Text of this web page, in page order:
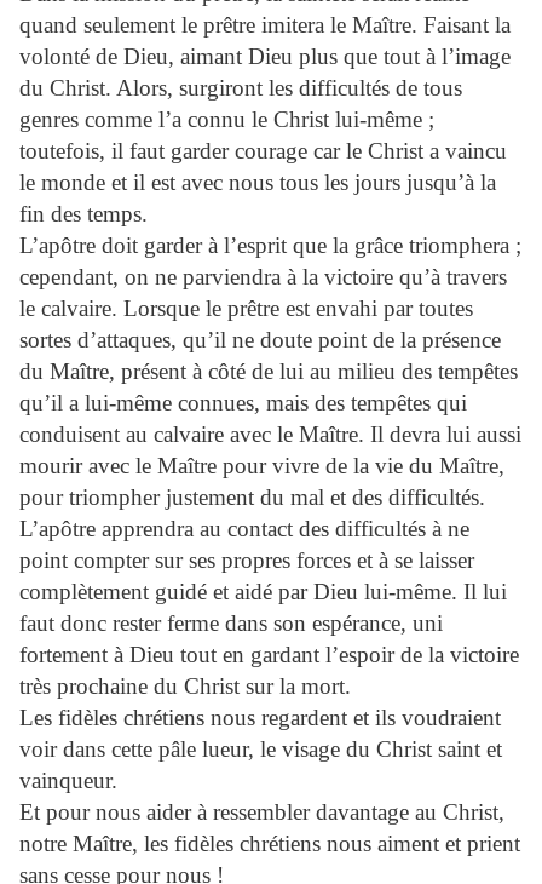
quand seulement le prêtre imitera le Maître. Faisant la
volonté de Dieu, aimant Dieu plus que tout à l’image
du Christ. Alors, surgiront les difficultés de tous
genres comme l’a connu le Christ lui-même ;
toutefois, il faut garder courage car le Christ a vaincu
le monde et il est avec nous tous les jours jusqu’à la
fin des temps.
L’apôtre doit garder à l’esprit que la grâce triomphera ;
cependant, on ne parviendra à la victoire qu’à travers
le calvaire. Lorsque le prêtre est envahi par toutes
sortes d’attaques, qu’il ne doute point de la présence
du Maître, présent à côté de lui au milieu des tempêtes
qu’il a lui-même connues, mais des tempêtes qui
conduisent au calvaire avec le Maître. Il devra lui aussi
mourir avec le Maître pour vivre de la vie du Maître,
pour triompher justement du mal et des difficultés.
L’apôtre apprendra au contact des difficultés à ne
point compter sur ses propres forces et à se laisser
complètement guidé et aidé par Dieu lui-même. Il lui
faut donc rester ferme dans son espérance, uni
fortement à Dieu tout en gardant l’espoir de la victoire
très prochaine du Christ sur la mort.
Les fidèles chrétiens nous regardent et ils voudraient
voir dans cette pâle lueur, le visage du Christ saint et
vainqueur.
Et pour nous aider à ressembler davantage au Christ,
notre Maître, les fidèles chrétiens nous aiment et prient
sans cesse pour nous !